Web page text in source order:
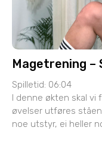
Magetrening –
Spilletid: 06:04
I denne økten skal
øvelser utføres
noe utstyr, ei heller